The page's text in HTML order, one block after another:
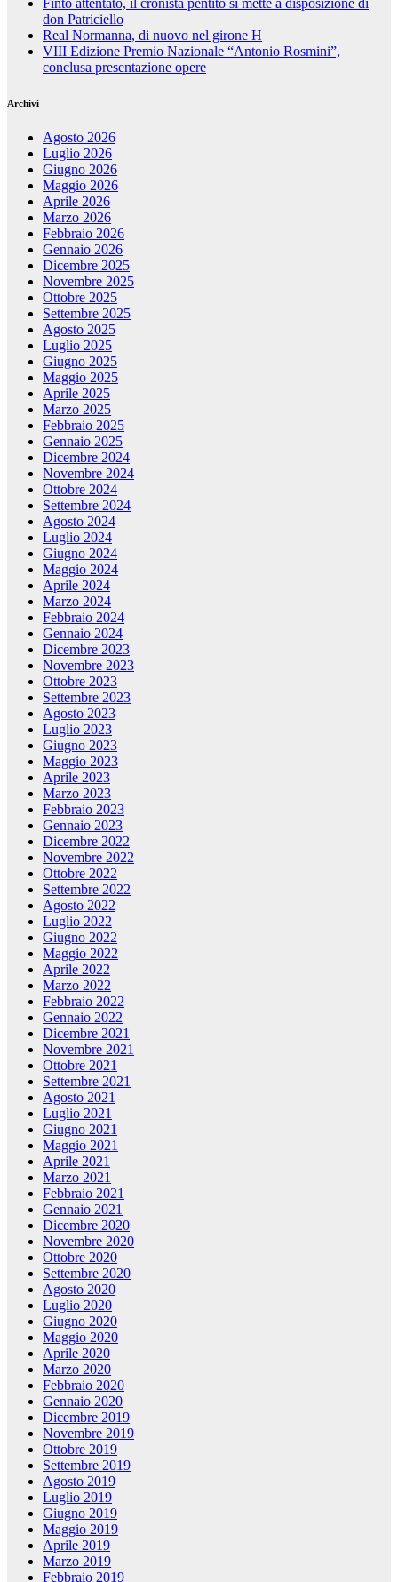
don Patriciello
Real Normanna, di nuovo nel girone H
VIII Edizione Premio Nazionale “Antonio Rosmini”,
conclusa presentazione opere
Archivi
Agosto 2026
Luglio 2026
Giugno 2026
Maggio 2026
Aprile 2026
Marzo 2026
Febbraio 2026
Gennaio 2026
Dicembre 2025
Novembre 2025
Ottobre 2025
Settembre 2025
Agosto 2025
Luglio 2025
Giugno 2025
Maggio 2025
Aprile 2025
Marzo 2025
Febbraio 2025
Gennaio 2025
Dicembre 2024
Novembre 2024
Ottobre 2024
Settembre 2024
Agosto 2024
Luglio 2024
Giugno 2024
Maggio 2024
Aprile 2024
Marzo 2024
Febbraio 2024
Gennaio 2024
Dicembre 2023
Novembre 2023
Ottobre 2023
Settembre 2023
Agosto 2023
Luglio 2023
Giugno 2023
Maggio 2023
Aprile 2023
Marzo 2023
Febbraio 2023
Gennaio 2023
Dicembre 2022
Novembre 2022
Ottobre 2022
Settembre 2022
Agosto 2022
Luglio 2022
Giugno 2022
Maggio 2022
Aprile 2022
Marzo 2022
Febbraio 2022
Gennaio 2022
Dicembre 2021
Novembre 2021
Ottobre 2021
Settembre 2021
Agosto 2021
Luglio 2021
Giugno 2021
Maggio 2021
Aprile 2021
Marzo 2021
Febbraio 2021
Gennaio 2021
Dicembre 2020
Novembre 2020
Ottobre 2020
Settembre 2020
Agosto 2020
Luglio 2020
Giugno 2020
Maggio 2020
Aprile 2020
Marzo 2020
Febbraio 2020
Gennaio 2020
Dicembre 2019
Novembre 2019
Ottobre 2019
Settembre 2019
Agosto 2019
Luglio 2019
Giugno 2019
Maggio 2019
Aprile 2019
Marzo 2019
Febbraio 2019